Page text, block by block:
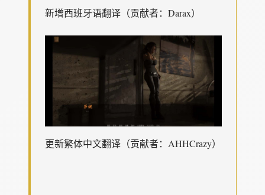
新增西班牙语翻译（贡献者：Darax）
更新繁体中文翻译（贡献者：AHHCrazy）